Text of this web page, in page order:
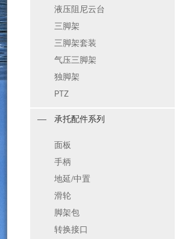
液压阻尼云台
三脚架
三脚架套装
气压三脚架
独脚架
PTZ
承托配件系列
面板
手柄
地延/中置
滑轮
脚架包
转换接口